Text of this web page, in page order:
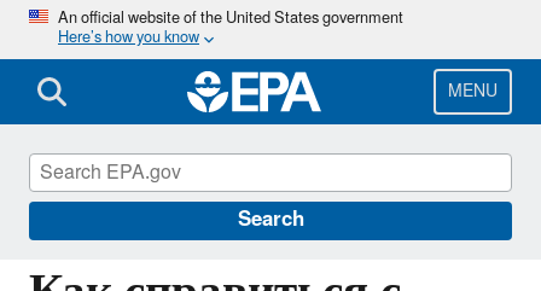
Skip
main
content
An official website of the United States government
Here’s how you know
MENU
Search
Information for Individuals with Limited
English Proficiency